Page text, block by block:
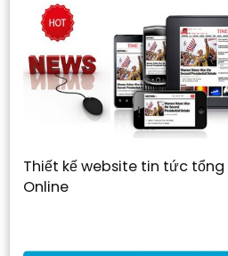
Thiết kế website tin tức
Online